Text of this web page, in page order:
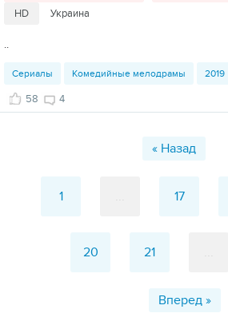
HD
Украина
..
Сериалы Комедийные мелодрамы 2019
58 4
« Назад
1 17
20 21
Вперед »